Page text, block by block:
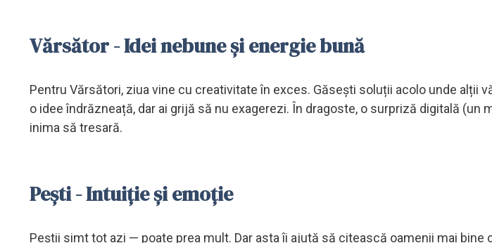
Vărsător - Idei nebune și energie bună
Pentru Vărsători, ziua vine cu creativitate în exces. Găsești soluții acolo unde alții
o idee îndrăzneață, dar ai grijă să nu exagerezi. În dragoste, o surpriză digitală (un
inima să tresară.
Pești - Intuiție și emoție
Peștii simt tot azi — poate prea mult. Dar asta îi ajută să citească oamenii mai bine